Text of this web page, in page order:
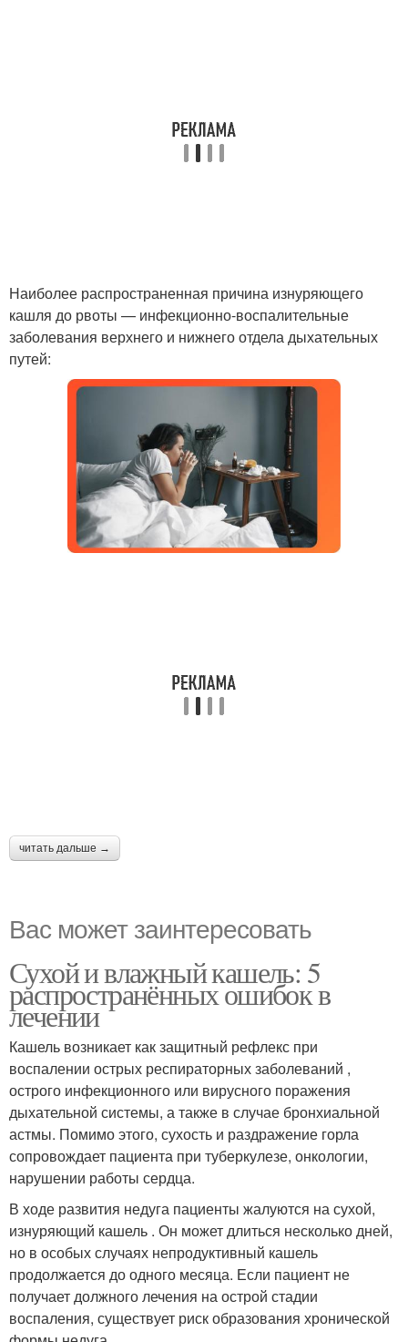
Наиболее распространенная причина изнуряющего
кашля до рвоты — инфекционно-воспалительные
заболевания верхнего и нижнего отдела дыхательных
путей:
читать дальше →
Вас может заинтересовать
Сухой и влажный кашель: 5
распространённых ошибок в
лечении
Кашель возникает как защитный рефлекс при
воспалении острых респираторных заболеваний ,
острого инфекционного или вирусного поражения
дыхательной системы, а также в случае бронхиальной
астмы. Помимо этого, сухость и раздражение горла
сопровождает пациента при туберкулезе, онкологии,
нарушении работы сердца.
В ходе развития недуга пациенты жалуются на сухой,
изнуряющий кашель . Он может длиться несколько дней,
но в особых случаях непродуктивный кашель
продолжается до одного месяца. Если пациент не
получает должного лечения на острой стадии
воспаления, существует риск образования хронической